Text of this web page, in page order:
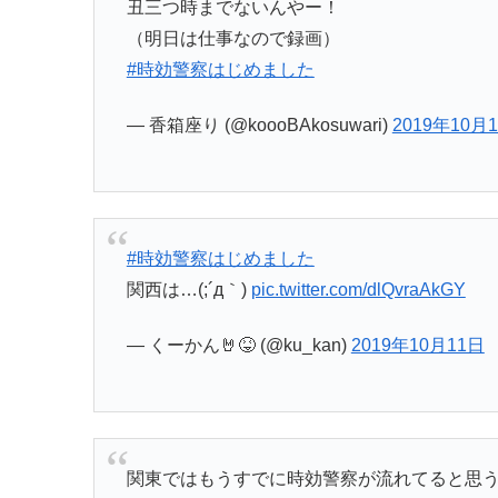
丑三つ時までないんやー！
（明日は仕事なので録画）
#時効警察はじめました
— 香箱座り (@koooBAkosuwari) 2019年10月
#時効警察はじめました
関西は…(;´д｀) pic.twitter.com/dlQvraAkGY
— くーかん🤘😝 (@ku_kan) 2019年10月11日
関東ではもうすでに時効警察が流れてると思